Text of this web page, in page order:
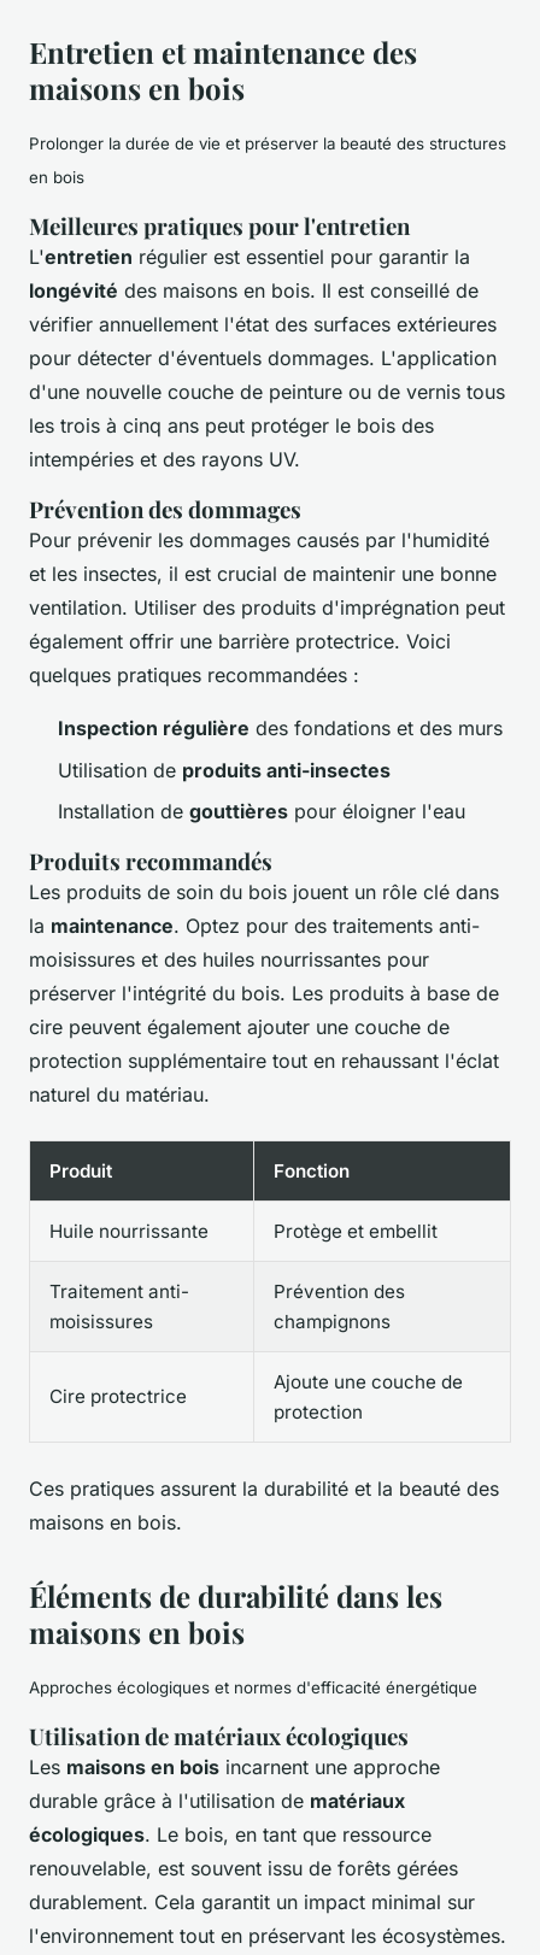
Entretien et maintenance des
maisons en bois
Prolonger la durée de vie et préserver la beauté des structures
en bois
Meilleures pratiques pour l'entretien
L'entretien régulier est essentiel pour garantir la
longévité des maisons en bois. Il est conseillé de
vérifier annuellement l'état des surfaces extérieures
pour détecter d'éventuels dommages. L'application
d'une nouvelle couche de peinture ou de vernis tous
les trois à cinq ans peut protéger le bois des
intempéries et des rayons UV.
Prévention des dommages
Pour prévenir les dommages causés par l'humidité
et les insectes, il est crucial de maintenir une bonne
ventilation. Utiliser des produits d'imprégnation peut
également offrir une barrière protectrice. Voici
quelques pratiques recommandées :
Inspection régulière des fondations et des murs
Utilisation de produits anti-insectes
Installation de gouttières pour éloigner l'eau
Produits recommandés
Les produits de soin du bois jouent un rôle clé dans
la maintenance. Optez pour des traitements anti-
moisissures et des huiles nourrissantes pour
préserver l'intégrité du bois. Les produits à base de
cire peuvent également ajouter une couche de
protection supplémentaire tout en rehaussant l'éclat
naturel du matériau.
Produit Fonction
Huile nourrissante Protège et embellit
Traitement anti-
moisissures
Prévention des
champignons
Cire protectrice
Ajoute une couche de
protection
Ces pratiques assurent la durabilité et la beauté des
maisons en bois.
Éléments de durabilité dans les
maisons en bois
Approches écologiques et normes d'efficacité énergétique
Utilisation de matériaux écologiques
Les maisons en bois incarnent une approche
durable grâce à l'utilisation de matériaux
écologiques. Le bois, en tant que ressource
renouvelable, est souvent issu de forêts gérées
durablement. Cela garantit un impact minimal sur
l'environnement tout en préservant les écosystèmes.